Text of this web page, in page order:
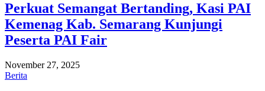
Perkuat Semangat Bertanding, Kasi PAI
Kemenag Kab. Semarang Kunjungi
Peserta PAI Fair
November 27, 2025
Berita